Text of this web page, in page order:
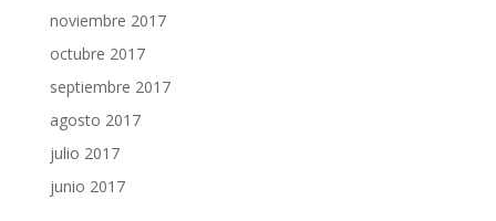
noviembre 2017
octubre 2017
septiembre 2017
agosto 2017
julio 2017
junio 2017